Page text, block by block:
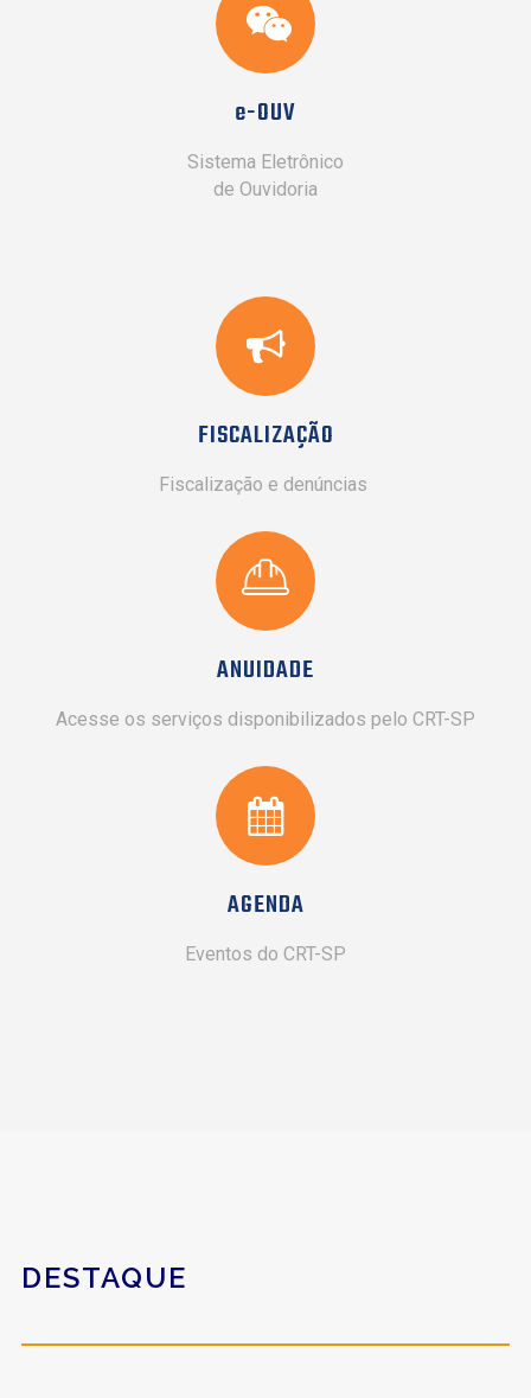
e-OUV
Sistema Eletrônico
de Ouvidoria
FISCALIZAÇÃO
Fiscalização e denúncias
ANUIDADE
Acesse os serviços disponibilizados pelo CRT-SP
AGENDA
Eventos do CRT-SP
DESTAQUE